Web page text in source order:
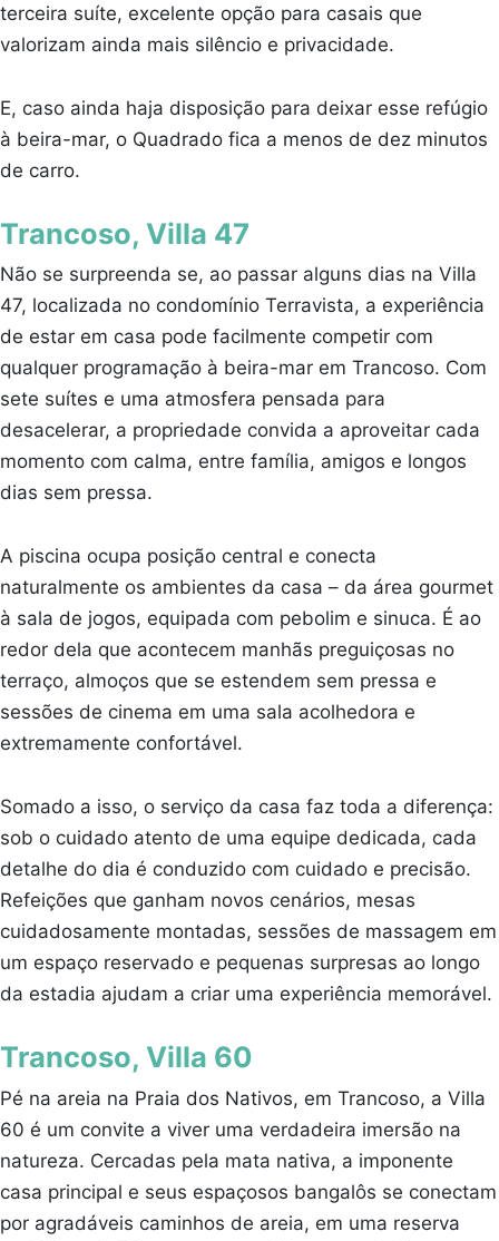
terceira suíte, excelente opção para casais que
valorizam ainda mais silêncio e privacidade.
E, caso ainda haja disposição para deixar esse refúgio
à beira-mar, o Quadrado fica a menos de dez minutos
de carro.
Trancoso, Villa 47
Não se surpreenda se, ao passar alguns dias na Villa
47, localizada no condomínio Terravista, a experiência
de estar em casa pode facilmente competir com
qualquer programação à beira-mar em Trancoso. Com
sete suítes e uma atmosfera pensada para
desacelerar, a propriedade convida a aproveitar cada
momento com calma, entre família, amigos e longos
dias sem pressa.
A piscina ocupa posição central e conecta
naturalmente os ambientes da casa – da área gourmet
à sala de jogos, equipada com pebolim e sinuca. É ao
redor dela que acontecem manhãs preguiçosas no
terraço, almoços que se estendem sem pressa e
sessões de cinema em uma sala acolhedora e
extremamente confortável.
Somado a isso, o serviço da casa faz toda a diferença:
sob o cuidado atento de uma equipe dedicada, cada
detalhe do dia é conduzido com cuidado e precisão.
Refeições que ganham novos cenários, mesas
cuidadosamente montadas, sessões de massagem em
um espaço reservado e pequenas surpresas ao longo
da estadia ajudam a criar uma experiência memorável.
Trancoso, Villa 60
Pé na areia na Praia dos Nativos, em Trancoso, a Villa
60 é um convite a viver uma verdadeira imersão na
natureza. Cercadas pela mata nativa, a imponente
casa principal e seus espaçosos bangalôs se conectam
por agradáveis caminhos de areia, em uma reserva